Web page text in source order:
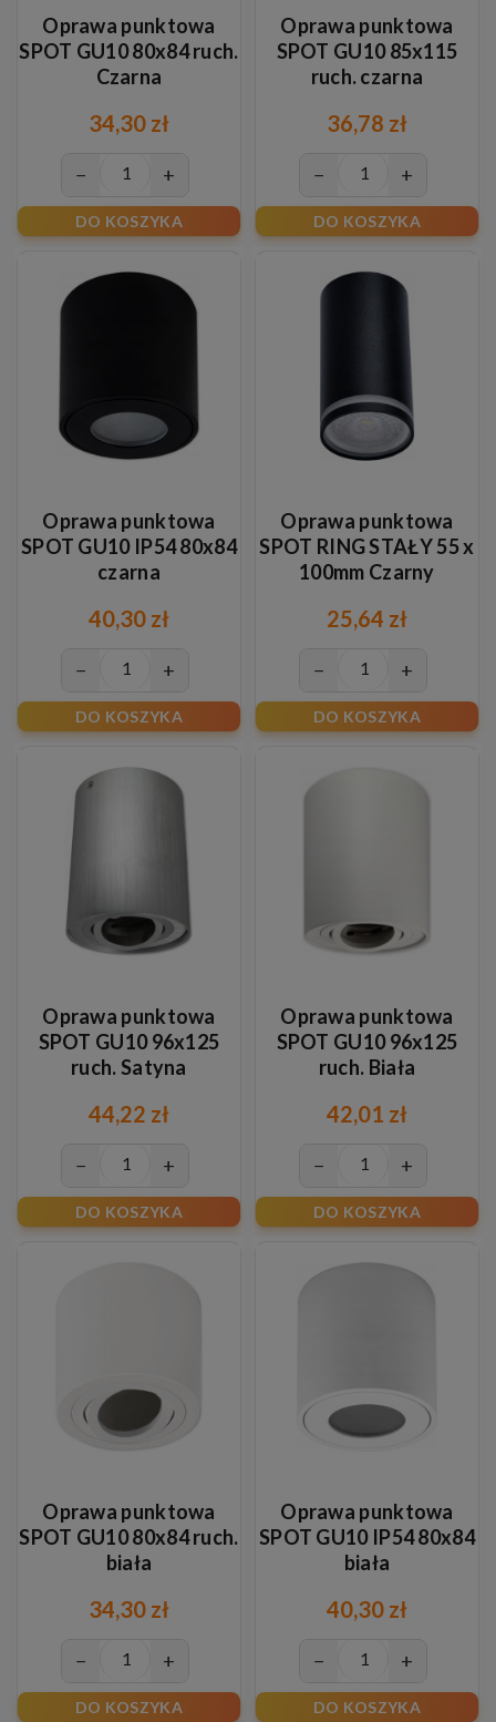
Oprawa punktowa
SPOT GU10 80x84 ruch.
Czarna
34,30 zł
− +
DO KOSZYKA
Oprawa punktowa
SPOT GU10 85x115
ruch. czarna
36,78 zł
− +
DO KOSZYKA
Oprawa punktowa
SPOT GU10 IP54 80x84
czarna
40,30 zł
− +
DO KOSZYKA
Oprawa punktowa
SPOT RING STAŁY 55 x
100mm Czarny
25,64 zł
− +
DO KOSZYKA
Oprawa punktowa
SPOT GU10 96x125
ruch. Satyna
44,22 zł
− +
DO KOSZYKA
Oprawa punktowa
SPOT GU10 96x125
ruch. Biała
42,01 zł
− +
DO KOSZYKA
Oprawa punktowa
SPOT GU10 80x84 ruch.
biała
34,30 zł
− +
DO KOSZYKA
Oprawa punktowa
SPOT GU10 IP54 80x84
biała
40,30 zł
− +
DO KOSZYKA